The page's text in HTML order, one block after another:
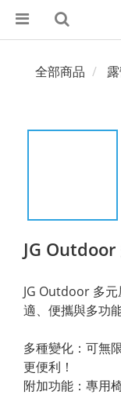
全部商品
JG Outdoor
JG Outdoor 多
適、便攜與多功
多種變化：可無
更便利！
附加功能：專用